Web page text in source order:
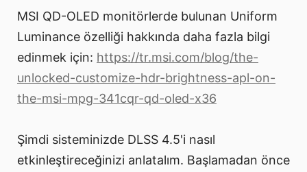
MSI QD-OLED monitörlerde bulunan Uniform
Luminance özelliği hakkında daha fazla bilgi
edinmek için: https://tr.msi.com/blog/the-
unlocked-customize-hdr-brightness-apl-on-
the-msi-mpg-341cqr-qd-oled-x36
Şimdi sisteminizde DLSS 4.5'i nasıl
etkinleştireceğinizi anlatalım. Başlamadan önce